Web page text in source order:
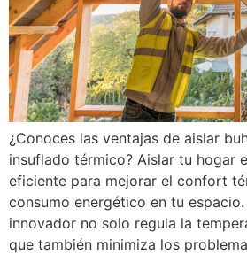
¿Conoces las ventajas de aislar
insuflado térmico? Aislar tu hogar
eficiente para mejorar el confort
consumo energético en tu
innovador no solo regula la
que también minimiza los